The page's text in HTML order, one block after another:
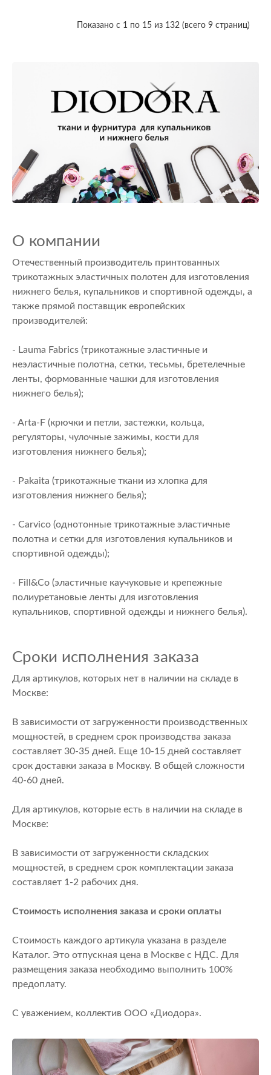
Показано с 1 по 15 из 132 (всего 9 страниц)
О компании
Отечественный производитель принтованных
трикотажных эластичных полотен для изготовления
нижнего белья, купальников и спортивной одежды, а
также прямой поставщик европейских
производителей:
- Lauma Fabrics (трикотажные эластичные и
неэластичные полотна, сетки, тесьмы, бретелечные
ленты, формованные чашки для изготовления
нижнего белья);
- Arta-F (крючки и петли, застежки, кольца,
регуляторы, чулочные зажимы, кости для
изготовления нижнего белья);
- Pakaita (трикотажные ткани из хлопка для
изготовления нижнего белья);
- Carvico (однотонные трикотажные эластичные
полотна и сетки для изготовления купальников и
спортивной одежды);
- Fill&Co (эластичные каучуковые и крепежные
полиуретановые ленты для изготовления
купальников, спортивной одежды и нижнего белья).
Сроки исполнения заказа
Для артикулов, которых нет в наличии на складе в
Москве:
В зависимости от загруженности производственных
мощностей, в среднем срок производства заказа
составляет 30-35 дней. Еще 10-15 дней составляет
срок доставки заказа в Москву. В общей сложности
40-60 дней.
Для артикулов, которые есть в наличии на складе в
Москве:
В зависимости от загруженности складских
мощностей, в среднем срок комплектации заказа
составляет 1-2 рабочих дня.
Стоимость исполнения заказа и сроки оплаты
Стоимость каждого артикула указана в разделе
Каталог. Это отпускная цена в Москве с НДС. Для
размещения заказа необходимо выполнить 100%
предоплату.
С уважением, коллектив ООО «Диодора».